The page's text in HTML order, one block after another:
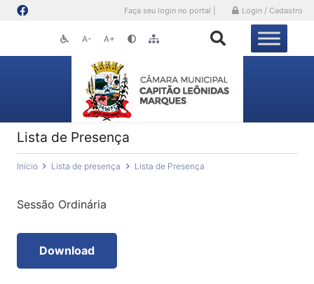
Faça seu login no portal | Login / Cadastro
A- A+
Lista de Presença
Início Lista de presença Lista de Presença
Sessão Ordinária
Download